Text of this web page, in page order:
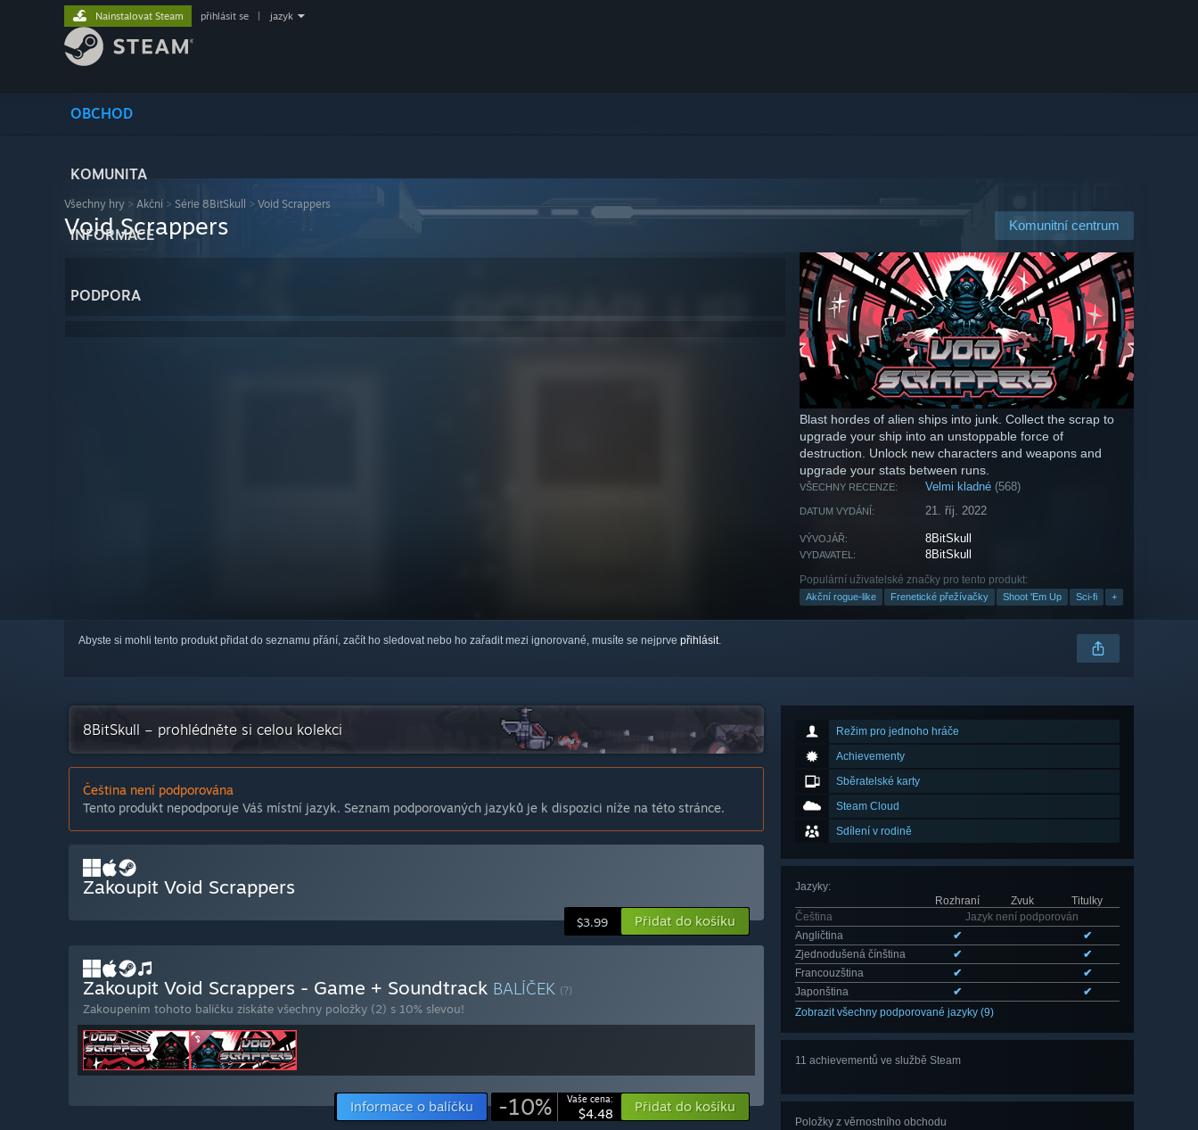
OBCHOD
KOMUNITA
INFORMACE
PODPORA
Nainstalovat Steam přihlásit se jazyk
Všechny hry > Akční > Série 8BitSkull > Void Scrappers
Komunitní centrum
Void Scrappers
Blast hordes of alien ships into junk. Collect the scrap to
upgrade your ship into an unstoppable force of
destruction. Unlock new characters and weapons and
upgrade your stats between runs.
VŠECHNY RECENZE: Velmi kladné (568)
DATUM VYDÁNÍ: 21. říj. 2022
VÝVOJÁŘ: 8BitSkull
VYDAVATEL: 8BitSkull
Populární uživatelské značky pro tento produkt:
Akční rogue-like Frenetické přežívačky Shoot 'Em Up Sci-fi +
Abyste si mohli tento produkt přidat do seznamu přání, začít ho sledovat nebo ho zařadit mezi ignorované, musíte se nejprve přihlásit.
Režim pro jednoho hráče
Achievementy
Sběratelské karty
Steam Cloud
Sdílení v rodině
Jazyky:
Rozhraní
Zvuk
Titulky
Čeština
Jazyk není podporován
Angličtina
✔
✔
Zjednodušená čínština
✔
✔
Francouzština
✔
✔
Japonština
✔
✔
Zobrazit všechny podporované jazyky (9)
11 achievementů ve službě Steam
Položky z věrnostního obchodu
8BitSkull – prohlédněte si celou kolekci
Čeština není podporována
Tento produkt nepodporuje Váš místní jazyk. Seznam podporovaných jazyků je k dispozici níže na této stránce.
Zakoupit Void Scrappers
$3.99 Přidat do košíku
Zakoupit Void Scrappers - Game + Soundtrack BALÍČEK (?)
Zakoupením tohoto balíčku získáte všechny položky (2) s 10% slevou!
Informace o balíčku -10% Vaše cena:
$4.48 Přidat do košíku